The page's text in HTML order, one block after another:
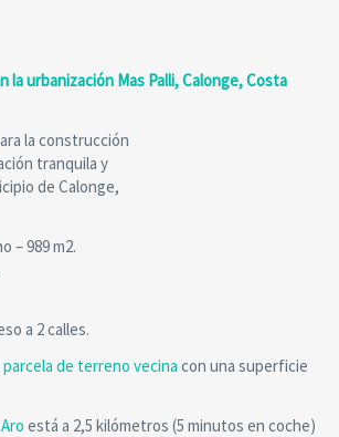
la urbanización Mas Palli, Calonge, Costa
la construcción
tranquila y
de Calonge,
– 989 m2.
a 2 calles.
parcela de terreno vecina con una superficie
está a 2,5 kilómetros (5 minutos en coche)